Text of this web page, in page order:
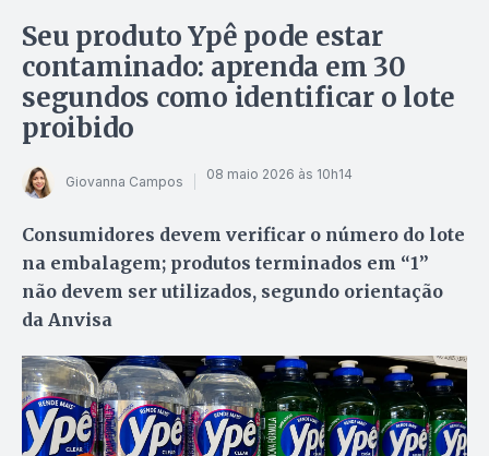
Seu produto Ypê pode estar
contaminado: aprenda em 30
segundos como identificar o lote
proibido
Giovanna Campos 08 maio 2026 às 10h14
Consumidores devem verificar o número do lote
na embalagem; produtos terminados em “1”
não devem ser utilizados, segundo orientação
da Anvisa